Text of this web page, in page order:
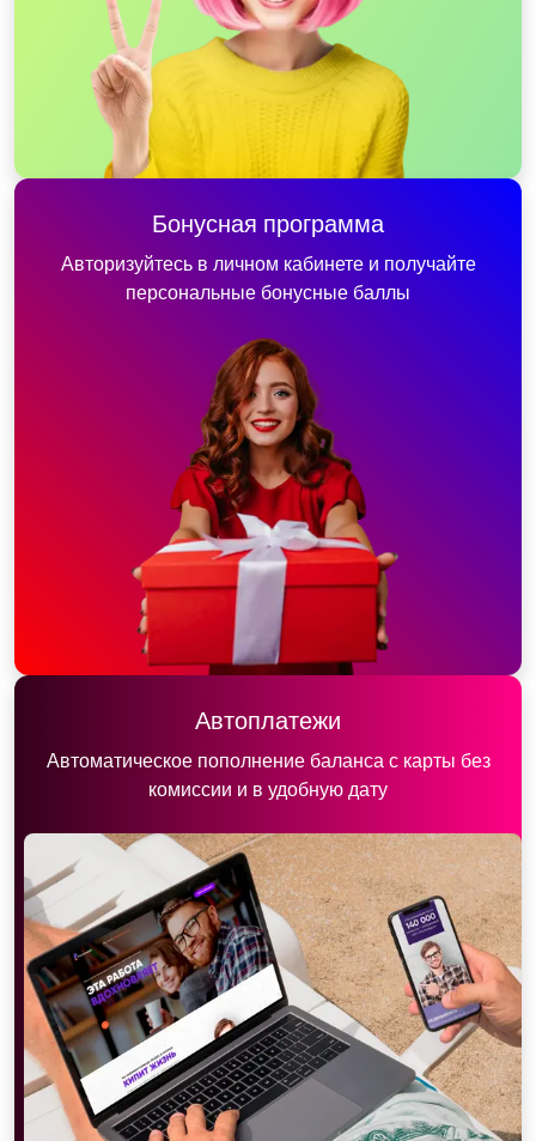
Бонусная программа
Авторизуйтесь в личном кабинете и получайте
персональные бонусные баллы
Автоплатежи
Автоматическое пополнение баланса с карты без
комиссии и в удобную дату